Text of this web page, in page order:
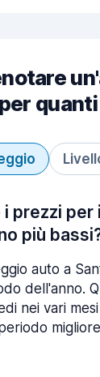
i prezzi
più
auto a
dell'anno.
nei vari